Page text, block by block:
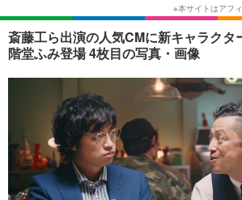
音楽
ショッピング
ライフTOP
ペット
その他
リリース一覧
プッシュ通知の停止方法
斎藤工ら出演の人気CMに新キャラクタ
階堂ふみ登場 4枚目の写真・画像